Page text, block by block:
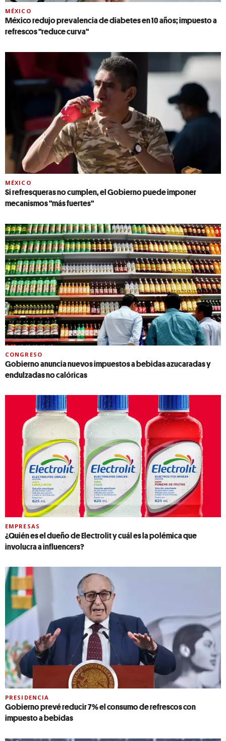
MÉXICO
México redujo prevalencia de diabetes en 10 años; impuesto a
refrescos "reduce curva"
MÉXICO
Si refresqueras no cumplen, el Gobierno puede imponer
mecanismos "más fuertes"
CONGRESO
Gobierno anuncia nuevos impuestos a bebidas azucaradas y
endulzadas no calóricas
EMPRESAS
¿Quién es el dueño de Electrolit y cuál es la polémica que
involucra a influencers?
PRESIDENCIA
Gobierno prevé reducir 7% el consumo de refrescos con
impuesto a bebidas